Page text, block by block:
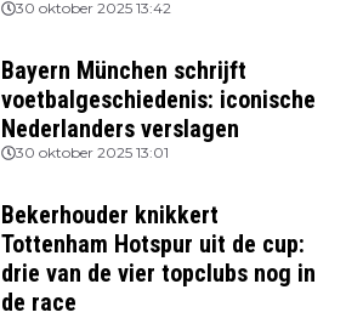
30 oktober 2025 13:42
Bayern München schrijft
voetbalgeschiedenis: iconische
Nederlanders verslagen
30 oktober 2025 13:01
Bekerhouder knikkert
Tottenham Hotspur uit de cup:
drie van de vier topclubs nog in
de race